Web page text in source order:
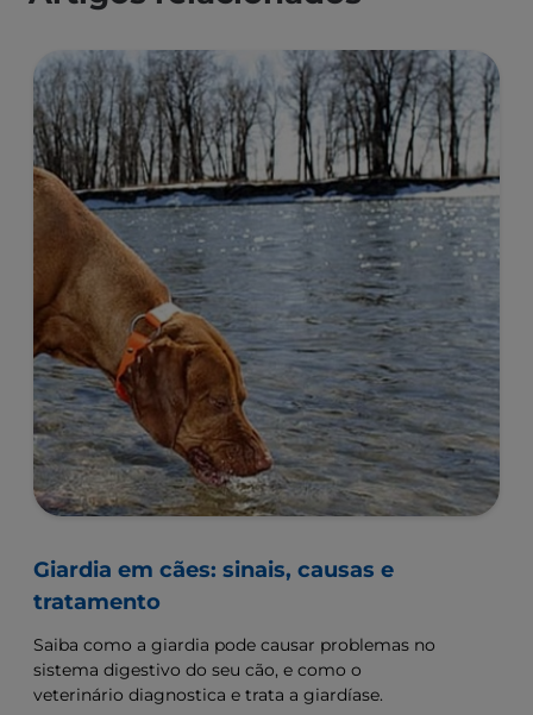
Giardia em cães: sinais, causas e
tratamento
Saiba como a giardia pode causar problemas no
sistema digestivo do seu cão, e como o
veterinário diagnostica e trata a giardíase.